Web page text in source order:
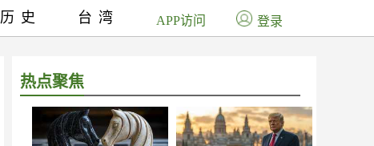
热点聚焦
历史 台湾 APP访问 登录